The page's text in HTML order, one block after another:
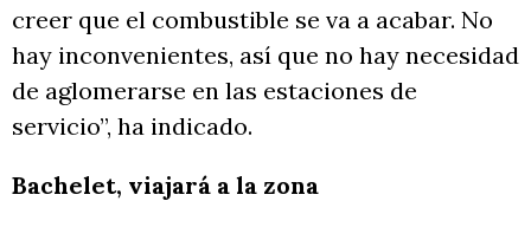
creer que el combustible se va a acabar. No
hay inconvenientes, así que no hay necesidad
de aglomerarse en las estaciones de
servicio”, ha indicado.
Bachelet, viajará a la zona